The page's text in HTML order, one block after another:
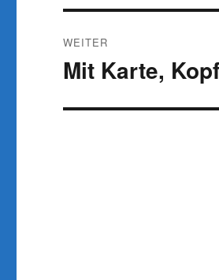
WEITER
Nächster
Mit Karte,